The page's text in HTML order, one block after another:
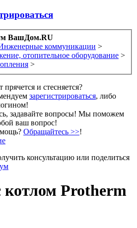
ВашДом.RU
коммуникации >
отопительное оборудование >
>
прячется и стесняется?
зарегистрироваться, либо
задавайте вопросы! Мы поможем
ваш вопрос!
Обращайтесь >>!
консультацию или поделиться
котлом Protherm